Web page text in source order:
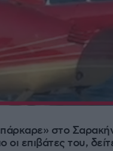
Loaded:
στο
οι επιβάτες του,